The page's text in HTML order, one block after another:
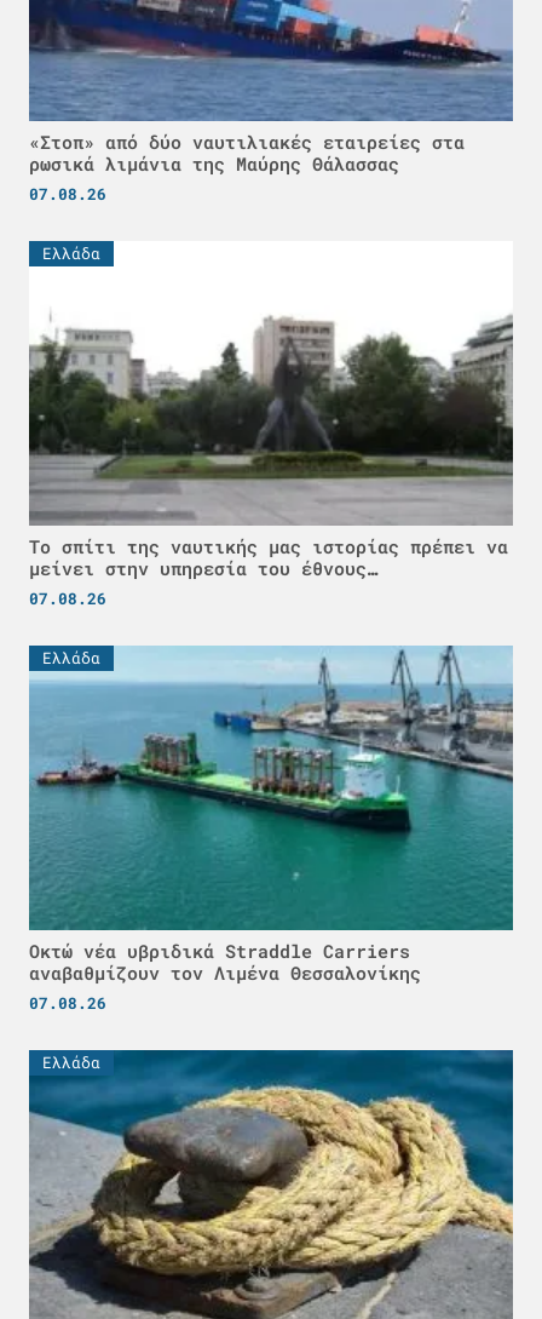
«Στοπ» από δύο ναυτιλιακές εταιρείες στα
ρωσικά λιμάνια της Μαύρης Θάλασσας
07.08.26
Ελλάδα
Το σπίτι της ναυτικής μας ιστορίας πρέπει να
μείνει στην υπηρεσία του έθνους…
07.08.26
Ελλάδα
Οκτώ νέα υβριδικά Straddle Carriers
αναβαθμίζουν τον Λιμένα Θεσσαλονίκης
07.08.26
Ελλάδα